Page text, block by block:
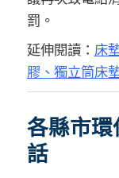
罰。
延伸閱讀： 床
膠、獨立筒床
各縣市環
話